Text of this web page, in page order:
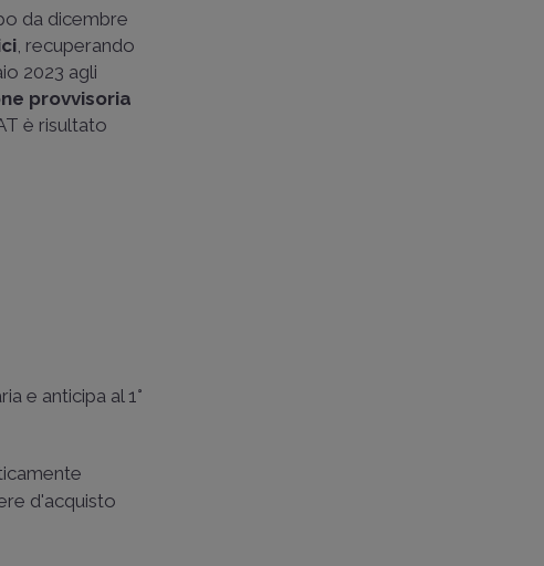
da dicembre
, recuperando
2023 agli
provvisoria
è risultato
e anticipa al 1°
d'acquisto